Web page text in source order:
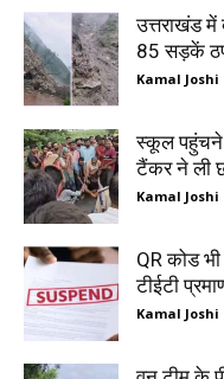
उत्तराखंड में
85 सड़कें
Kamal Joshi
स्कूल पहुंचने
टैंकर ने ली
Kamal Joshi
QR कोड
टीईटी
Kamal Joshi